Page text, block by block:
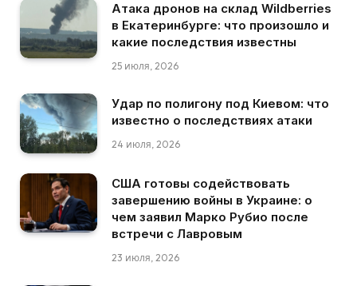
Атака дронов на склад Wildberries
в Екатеринбурге: что произошло и
какие последствия известны
25 июля, 2026
Удар по полигону под Киевом: что
известно о последствиях атаки
24 июля, 2026
США готовы содействовать
завершению войны в Украине: о
чем заявил Марко Рубио после
встречи с Лавровым
23 июля, 2026